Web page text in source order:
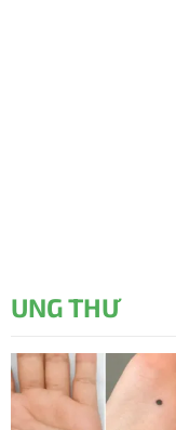
UNG THƯ